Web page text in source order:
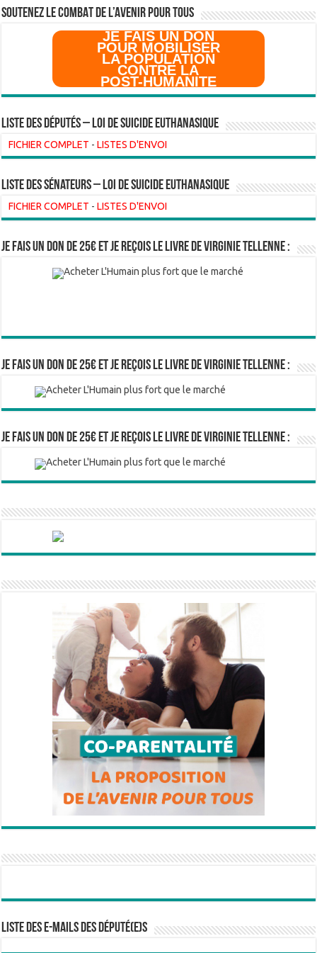
SOUTENEZ LE COMBAT DE L’AVenir pour Tous
JE FAIS UN DON
POUR MOBILISER
LA POPULATION
CONTRE LA
POST-HUMANITE
Liste des Députés – Loi de suicide euthanasique
FICHIER COMPLET -LISTES D'ENVOI
liste des sénateurs – loi de suicide euthanasique
FICHIER COMPLET -LISTES D'ENVOI
Je fais un don de 25€ et je reçois le livre de Virginie Tellenne :
Je fais un don de 25€ et je reçois le livre de Virginie Tellenne :
Je fais un don de 25€ et je reçois le livre de Virginie Tellenne :
Liste des e-mails des député(e)s